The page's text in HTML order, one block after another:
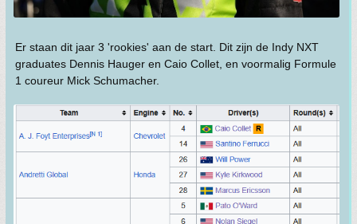
Er staan dit jaar 3 'rookies' aan de start. Dit zijn de Indy NXT
graduates Dennis Hauger en Caio Collet, en voormalig Formule
1 coureur Mick Schumacher.